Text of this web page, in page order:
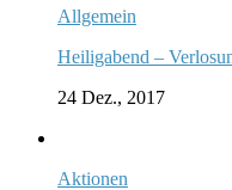
Allgemein
Heiligabend –
24 Dez., 2017
Aktionen